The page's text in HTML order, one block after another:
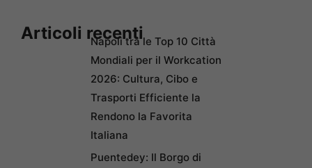
Articoli recentiNapoli tra le Top 10 Città
Mondiali per il Workcation
2026: Cultura, Cibo e
Trasporti Efficiente la
Rendono la Favorita
Italiana
Puentedey: Il Borgo di